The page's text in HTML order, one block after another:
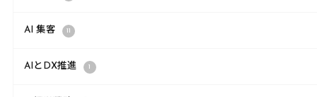
AI 集客 11
AIとDX推進 1